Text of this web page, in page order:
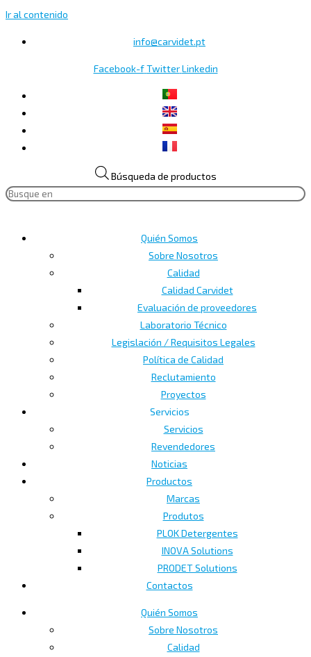
Ir al contenido
info@carvidet.pt
Facebook-f Twitter Linkedin
Búsqueda de productos
Quién Somos
Sobre Nosotros
Calidad
Calidad Carvidet
Evaluación de proveedores
Laboratorio Técnico
Legislación / Requisitos Legales
Política de Calidad
Reclutamiento
Proyectos
Servicios
Servicios
Revendedores
Noticias
Productos
Marcas
Produtos
PLOK Detergentes
INOVA Solutions
PRODET Solutions
Contactos
Quién Somos
Sobre Nosotros
Calidad